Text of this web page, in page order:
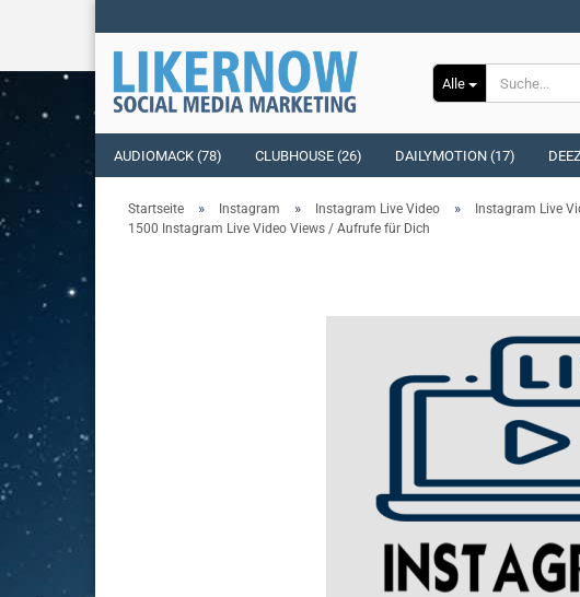
Alle
AUDIOMACK (78) CLUBHOUSE (26) DAILYMOTION (17)
Startseite » Instagram » Instagram Live Video » Instagram Live
1500 Instagram Live Video Views / Aufrufe für Dich